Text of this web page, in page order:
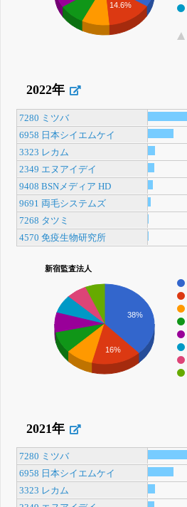
14.6%
2022年
7280 ミツバ
6958 日本シイエムケイ
3323 レカム
2349 エヌアイデイ
9408 BSNメディア HD
9691 両毛システムズ
7268 タツミ
4570 免疫生物研究所
新宿監査法人
38%
16%
2021年
7280 ミツバ
6958 日本シイエムケイ
3323 レカム